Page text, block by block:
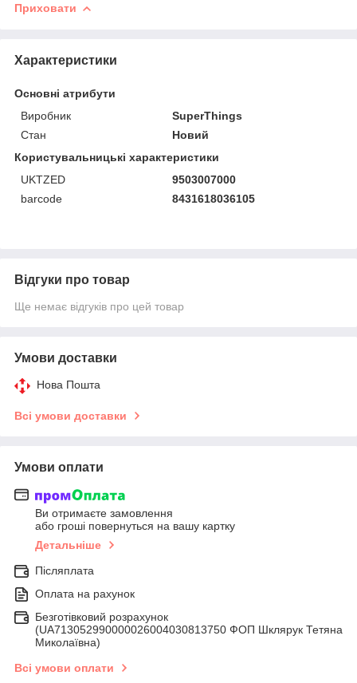
Приховати
Характеристики
Основні атрибути
Виробник
SuperThings
Стан
Новий
Користувальницькі характеристики
UKTZED
9503007000
barcode
8431618036105
Відгуки про товар
Ще немає відгуків про цей товар
Умови доставки
Нова Пошта
Всі умови доставки
Умови оплати
Ви отримаєте замовлення
або гроші повернуться на вашу картку
Детальніше
Післяплата
Оплата на рахунок
Безготівковий розрахунок
(UA713052990000026004030813750 ФОП Шклярук Тетяна
Миколаївна)
Всі умови оплати